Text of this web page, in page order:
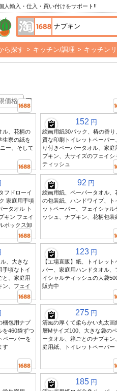
人輸入・仕入・買い付けをサポート!!
ら探す > キッチン/調理 > キッチン
円
ル、花柄の
生寮の紙を
ー、そして
152 円
絵画用紙30パック、椿の香り
質な印刷トイレットペーパー
り付きペーパータオル、家庭
プキン、大サイズのフェイシ
ティッシュ
フドローイ
家庭用手頃
ータオル ト
キン フェイ
ボックス卸
92 円
絵画用紙、ペーパータオル、
の包装紙、ハンドワイプ、ト
ットペーパー、フェイシャル
ッシュ、ナプキン、花柄包装
、大きな
手頃なトイ
と、家庭用
ン、フェイ
123 円
【工場直販】紙、トイレット
パー、家庭用ハンドタオル、
イシャルティッシュの大袋
販売中
梱包用ナプ
を460袋ずつ
ペーパーを
す
275 円
清風の厚くて柔らかい丸太画
層Mサイズ100、大きな袋の
ータオル、箱ごとのナプキン
庭用紙、トイレットペーパー
185 円